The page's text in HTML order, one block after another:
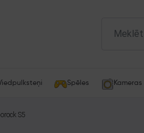
Spēles Kameras
S5